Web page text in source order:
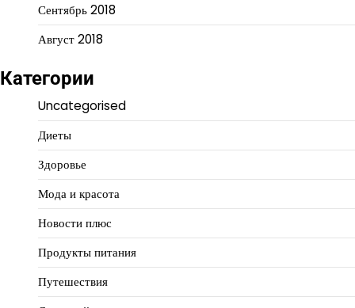
Сентябрь 2018
Август 2018
Категории
Uncategorised
Диеты
Здоровье
Мода и красота
Новости плюс
Продукты питания
Путешествия